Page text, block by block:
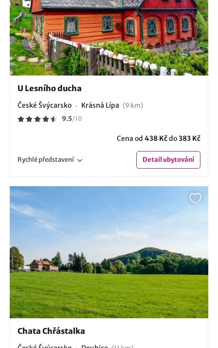
U Lesního ducha
České Švýcarsko Krásná Lípa (9 km)
9.5/10
Cena od 438 Kčdo383 Kč
Rychlépředstavení Detailubytování
Chata Chřástalka